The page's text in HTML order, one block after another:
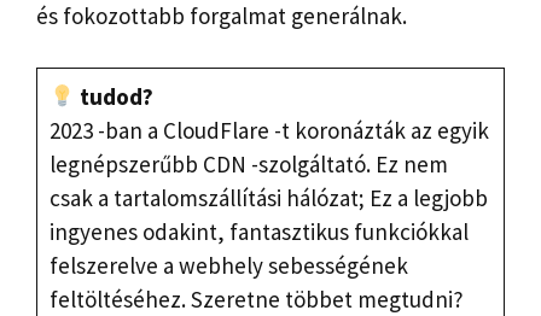
és fokozottabb forgalmat generálnak.
tudod?
2023 -ban a CloudFlare -t koronázták az egyik
legnépszerűbb CDN -szolgáltató. Ez nem
csak a tartalomszállítási hálózat; Ez a legjobb
ingyenes odakint, fantasztikus funkciókkal
felszerelve a webhely sebességének
feltöltéséhez. Szeretne többet megtudni?